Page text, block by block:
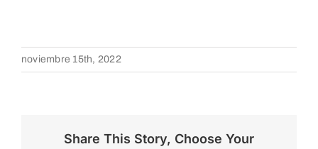
noviembre 15th, 2022
Share This Story, Choose Your